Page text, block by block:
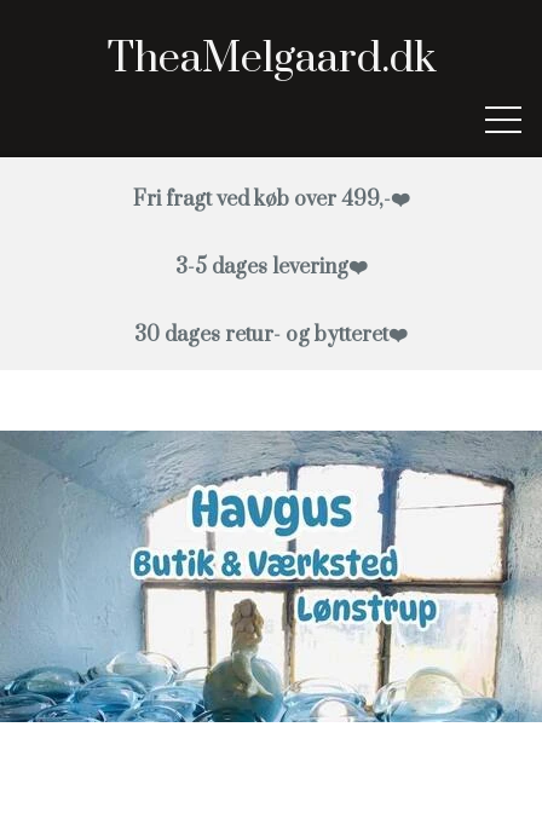
TheaMelgaard.dk
HAVFRUE JUVELER ØRESMYKKER
HAVFRUERINGE
GAVEKORT
HAVFRUE JUVELER ØRESMYKKER
WEBSHOP
MASKEMARKØRER HAVGLAS
HAVFRUERINGE
HAVFRUE JUVELER ØRESMYKKER
GAVEKORT
HAVFRUE KNAPPER
Fri fragt ved køb over 499,-❤️
3-5 dages levering❤️
30 dages retur- og bytteret❤️